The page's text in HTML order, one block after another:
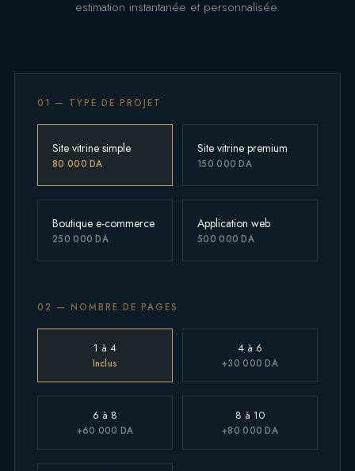
estimation instantanée et personnalisée.
01 — TYPE DE PROJET
Site vitrine simple
80 000 DA
Site vitrine premium
150 000 DA
Boutique e-commerce
250 000 DA
Application web
500 000 DA
02 — NOMBRE DE PAGES
1 à 4
Inclus
4 à 6
+30 000 DA
6 à 8
+60 000 DA
8 à 10
+80 000 DA